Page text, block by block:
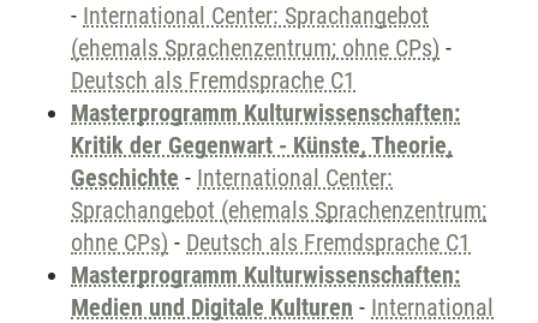
- International Center: Sprachangebot
(ehemals Sprachenzentrum; ohne CPs) -
Deutsch als Fremdsprache C1
Masterprogramm Kulturwissenschaften:
Kritik der Gegenwart - Künste, Theorie,
Geschichte - International Center:
Sprachangebot (ehemals Sprachenzentrum;
ohne CPs) - Deutsch als Fremdsprache C1
Masterprogramm Kulturwissenschaften:
Medien und Digitale Kulturen - International